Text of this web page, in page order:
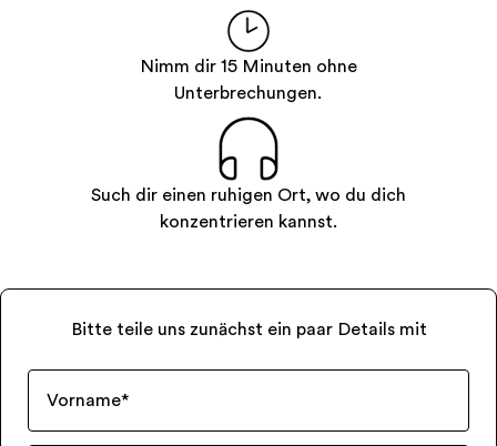
Nimm dir 15 Minuten ohne
Unterbrechungen.
Such dir einen ruhigen Ort, wo du dich
konzentrieren kannst.
Bitte teile uns zunächst ein paar Details mit
Vorname*